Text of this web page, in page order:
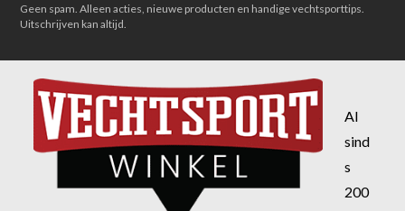
Geen spam. Alleen acties, nieuwe producten en handige vechtsporttips.
Uitschrijven kan altijd.
Al
sind
s
200